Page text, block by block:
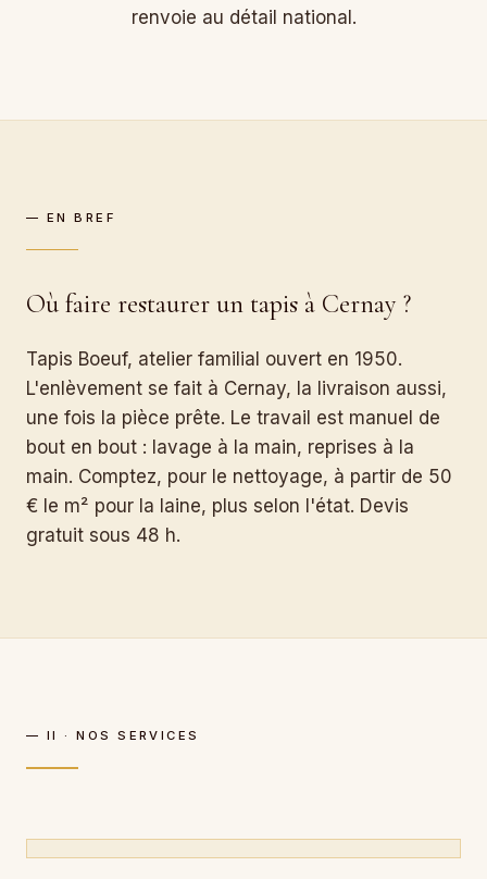
renvoie au détail national.
— EN BREF
Où faire restaurer un tapis à Cernay ?
Tapis Boeuf, atelier familial ouvert en 1950.
L'enlèvement se fait à Cernay, la livraison aussi,
une fois la pièce prête. Le travail est manuel de
bout en bout : lavage à la main, reprises à la
main. Comptez, pour le nettoyage, à partir de 50
€ le m² pour la laine, plus selon l'état. Devis
gratuit sous 48 h.
— II · NOS SERVICES